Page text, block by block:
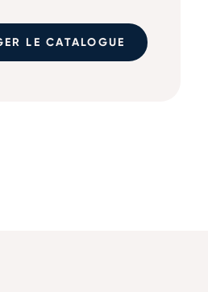
LE CATALOGUE